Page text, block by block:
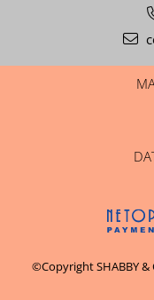
©Copyright SHABBY &